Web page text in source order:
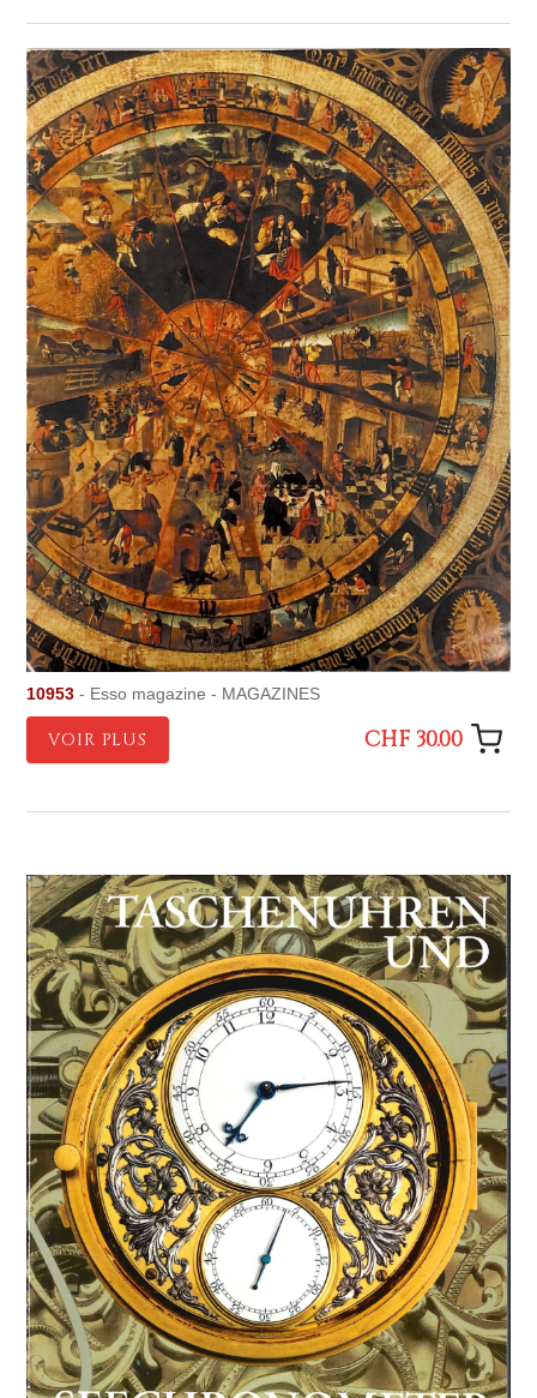
10953 - Esso magazine - MAGAZINES
VOIR PLUS CHF 30.00